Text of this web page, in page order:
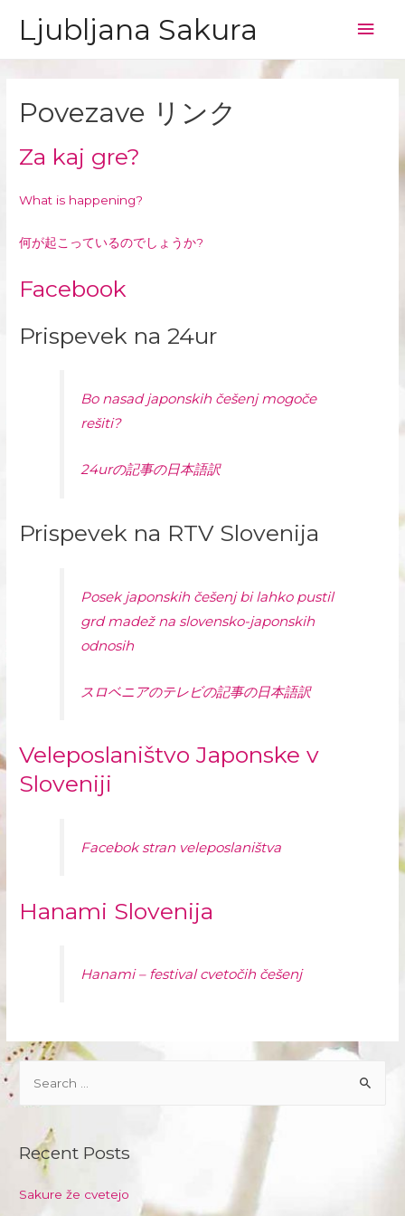
Ljubljana Sakura
Povezave リンク
Za kaj gre?
What is happening?
何が起こっているのでしょうか?
Facebook
Prispevek na 24ur
Bo nasad japonskih češenj mogoče
rešiti?
24urの記事の日本語訳
Prispevek na RTV Slovenija
Posek japonskih češenj bi lahko pustil
grd madež na slovensko-japonskih
odnosih
スロベニアのテレビの記事の日本語訳
Veleposlaništvo Japonske v
Sloveniji
Facebok stran veleposlaništva
Hanami Slovenija
Hanami – festival cvetočih češenj
r
h
Recent Posts
Sakure že cvetejo